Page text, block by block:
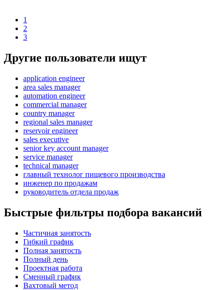
1
2
3
Другие пользователи ищут
application engineer
area sales manager
automation engineer
commercial manager
country manager
regional sales manager
reservoir engineer
sales executive
senior key account manager
service manager
technical manager
главный технолог пищевого производства
инженер по продажам
руководитель отдела продаж
Быстрые фильтры подбора вакансий
Частичная занятость
Гибкий график
Полная занятость
Полный день
Проектная работа
Сменный график
Вахтовый метод